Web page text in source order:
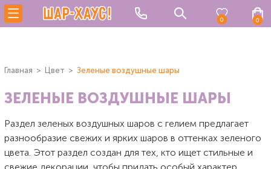
0 0
Главная Цвет Зеленые воздушные шары
ЗЕЛЕНЫЕ ВОЗДУШНЫЕ ШАРЫ
Раздел зеленых воздушных шаров с гелием предлагает
разнообразие свежих и ярких шаров в оттенках зеленого
цвета. Этот раздел создан для тех, кто ищет стильные и